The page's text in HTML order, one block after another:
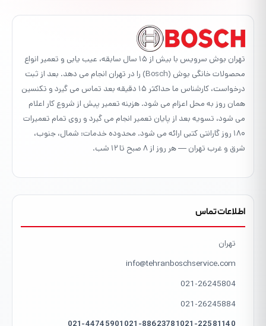
تهران بوش سرویس با بیش از ۱۵ سال سابقه، عیب یابی و تعمیر انواع
محصولات خانگی بوش (Bosch) را در تهران انجام می دهد. بعد از ثبت
درخواست، کارشناس ما حداکثر ۱۵ دقیقه بعد تماس می گیرد و تکنسین
همان روز به محل اعزام می شود. هزینه تعمیر پیش از شروع کار اعلام
می شود، تسویه بعد از پایان تعمیر انجام می گیرد و روی تمام تعمیرات
۱۸۰ روز گارانتی کتبی ارائه می شود. محدوده خدمات: شمال، جنوب،
شرق و غرب تهران — هر روز از ۸ صبح تا ۱۲ شب.
اطلاعات تماس
تهران
info@tehranboschservice.com
021-26245804
021-26245884